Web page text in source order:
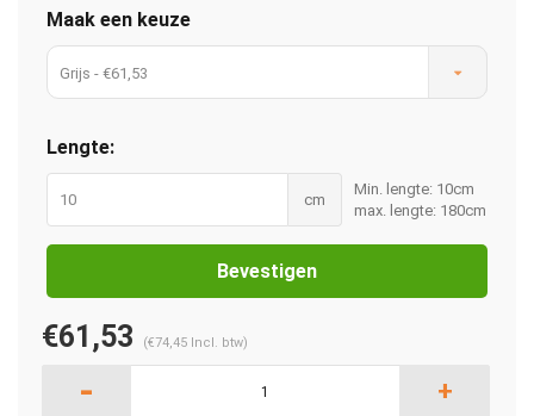
Maak een keuze
Grijs - €61,53
Lengte:
cm
Min. lengte: 10cm
max. lengte: 180cm
Bevestigen
€61,53 (€74,45 Incl. btw)
- +